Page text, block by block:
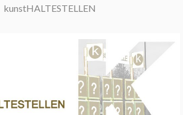
kunstHALTESTELLEN